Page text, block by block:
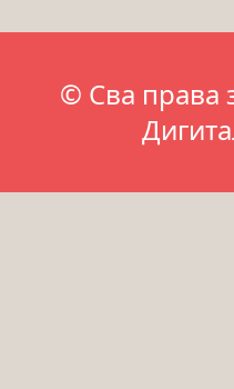
© Сва права